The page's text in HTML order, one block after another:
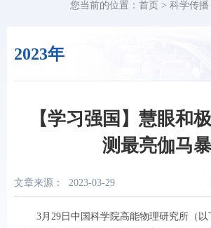
2023年
您当前的位置： 首页 > 科学传播
【学习强国】慧眼和
测最亮伽马暴
文章来源： 2023-03-29
3月29日中国科学院高能物理研究所（以